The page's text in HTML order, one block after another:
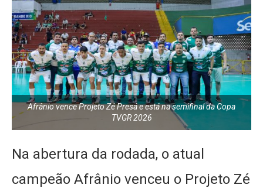
Afrânio vence Projeto Zé Presá e está na semifinal da Copa
TVGR 2026
Na abertura da rodada, o atual
campeão Afrânio venceu o Projeto Zé